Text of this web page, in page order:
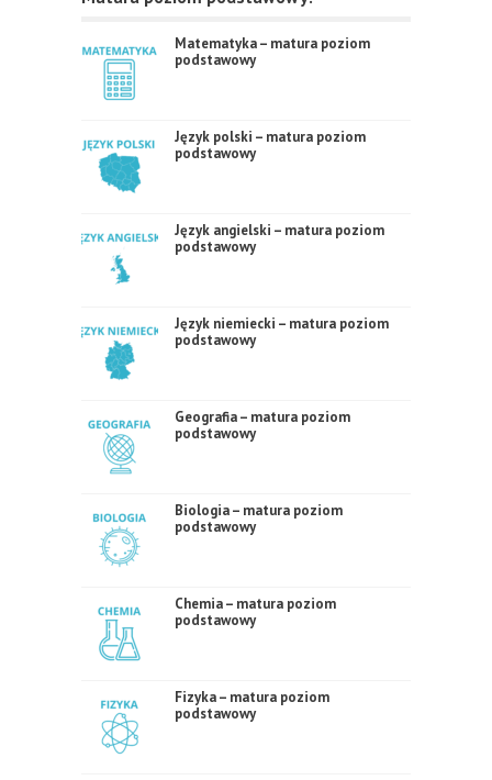
Matematyka – matura poziom
podstawowy
Język polski – matura poziom
podstawowy
Język angielski – matura poziom
podstawowy
Język niemiecki – matura poziom
podstawowy
Geografia – matura poziom
podstawowy
Biologia – matura poziom
podstawowy
Chemia – matura poziom
podstawowy
Fizyka – matura poziom
podstawowy